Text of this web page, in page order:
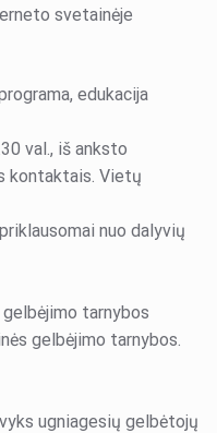
svetainėje
edukacija
val., iš anksto
kontaktais. Vietų
nuo dalyvių
tarnybos
gelbėjimo tarnybos.
ugniagesių gelbėtojų